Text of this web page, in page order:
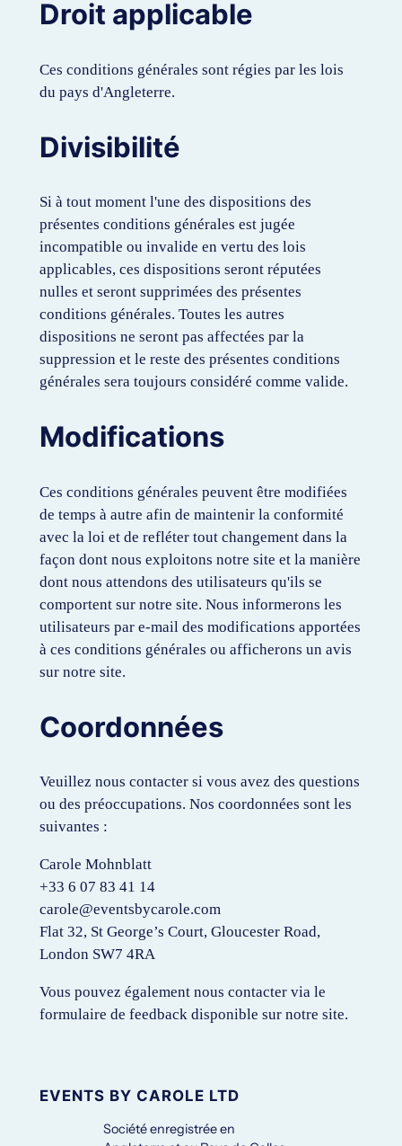
Droit applicable
Ces conditions générales sont régies par les lois
du pays d'Angleterre.
Divisibilité
Si à tout moment l'une des dispositions des
présentes conditions générales est jugée
incompatible ou invalide en vertu des lois
applicables, ces dispositions seront réputées
nulles et seront supprimées des présentes
conditions générales. Toutes les autres
dispositions ne seront pas affectées par la
suppression et le reste des présentes conditions
générales sera toujours considéré comme valide.
Modifications
Ces conditions générales peuvent être modifiées
de temps à autre afin de maintenir la conformité
avec la loi et de refléter tout changement dans la
façon dont nous exploitons notre site et la manière
dont nous attendons des utilisateurs qu'ils se
comportent sur notre site. Nous informerons les
utilisateurs par e-mail des modifications apportées
à ces conditions générales ou afficherons un avis
sur notre site.
Coordonnées
Veuillez nous contacter si vous avez des questions
ou des préoccupations. Nos coordonnées sont les
suivantes :
Carole Mohnblatt
+33 6 07 83 41 14
carole@eventsbycarole.com
Flat 32, St George’s Court, Gloucester Road,
London SW7 4RA
Vous pouvez également nous contacter via le
formulaire de feedback disponible sur notre site.
EVENTS BY CAROLE LTD
Société enregistrée en